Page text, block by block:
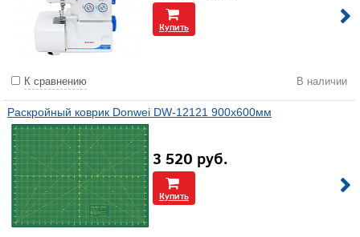
Купить
К сравнению В наличии
Раскройный коврик Donwei DW-12121 900х600мм
3 520 руб.
Купить